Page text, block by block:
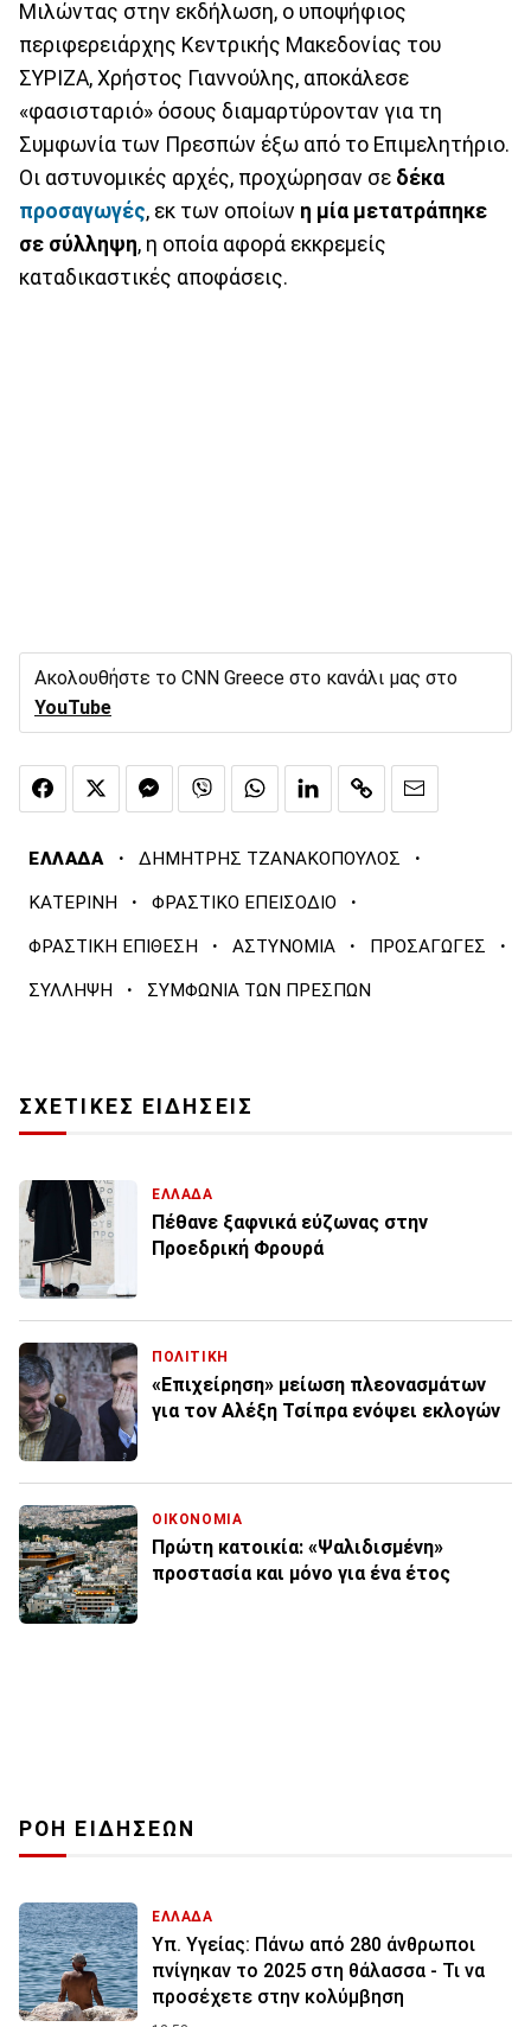
Μιλώντας στην εκδήλωση, ο υποψήφιος
περιφερειάρχης Κεντρικής Μακεδονίας του
ΣΥΡΙΖΑ, Χρήστος Γιαννούλης, αποκάλεσε
«φασισταριό» όσους διαμαρτύρονταν για τη
Συμφωνία των Πρεσπών έξω από το Επιμελητήριο.
Οι αστυνομικές αρχές, προχώρησαν σε δέκα
προσαγωγές, εκ των οποίων η μία μετατράπηκε
σε σύλληψη, η οποία αφορά εκκρεμείς
καταδικαστικές αποφάσεις.
Ακολουθήστε το CNN Greece στο κανάλι μας στο
YouTube
ΕΛΛΑΔΑ · ΔΗΜΗΤΡΗΣ ΤΖΑΝΑΚΟΠΟΥΛΟΣ ·
ΚΑΤΕΡΙΝΗ · ΦΡΑΣΤΙΚΟ ΕΠΕΙΣΟΔΙΟ ·
ΦΡΑΣΤΙΚΗ ΕΠΙΘΕΣΗ · ΑΣΤΥΝΟΜΙΑ · ΠΡΟΣΑΓΩΓΕΣ ·
ΣΥΛΛΗΨΗ · ΣΥΜΦΩΝΙΑ ΤΩΝ ΠΡΕΣΠΩΝ
ΣΧΕΤΙΚΕΣ ΕΙΔΗΣΕΙΣ
ΕΛΛΑΔΑ
Πέθανε ξαφνικά εύζωνας στην
Προεδρική Φρουρά
ΠΟΛΙΤΙΚΗ
«Επιχείρηση» μείωση πλεονασμάτων
για τον Αλέξη Τσίπρα ενόψει εκλογών
ΟΙΚΟΝΟΜΙΑ
Πρώτη κατοικία: «Ψαλιδισμένη»
προστασία και μόνο για ένα έτος
ΡΟΗ ΕΙΔΗΣΕΩΝ
ΕΛΛΑΔΑ
Υπ. Υγείας: Πάνω από 280 άνθρωποι
πνίγηκαν το 2025 στη θάλασσα - Τι να
προσέχετε στην κολύμβηση